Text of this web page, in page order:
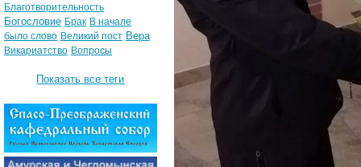
Благотворительность
Богословие Брак В начале
было слово Великий пост Вера
Викариатство Вопросы
Показать все теги